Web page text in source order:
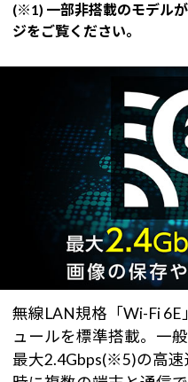
(※1) 一部非搭載のモデル
ジをご覧ください。
無線LAN規格「Wi-Fi
ュールを標準搭載。一
最大2.4Gbps(※5)の高速